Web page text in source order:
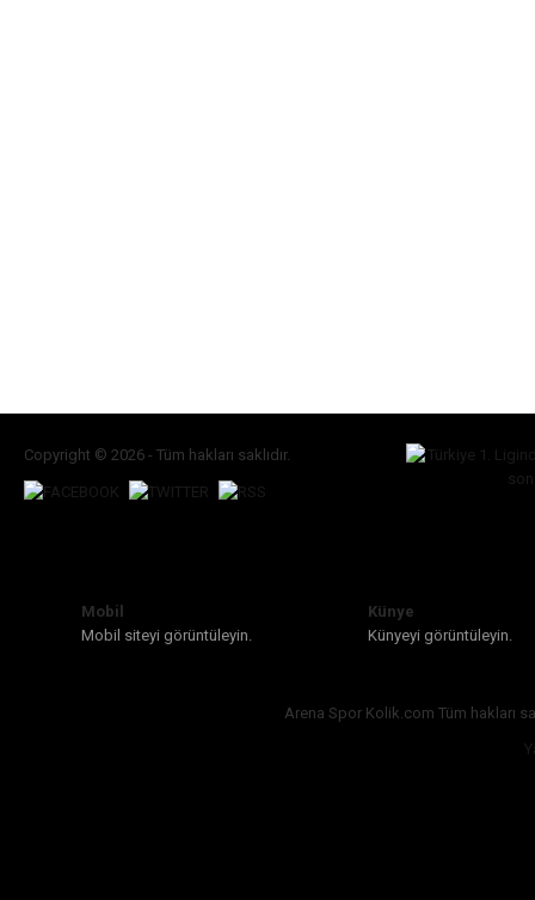
Copyright © 2026 - Tüm hakları saklıdır.
Mobil
Mobil siteyi görüntüleyin.
Künye
Künyeyi görüntüleyin.
Arena Spor Kolik.com Tüm hakları